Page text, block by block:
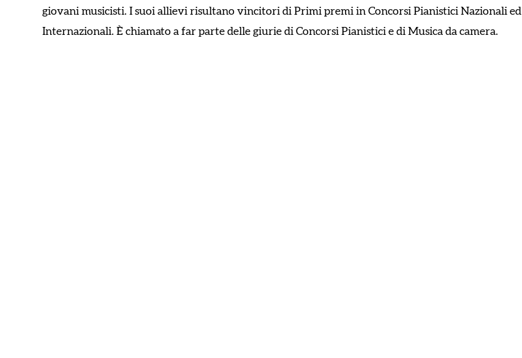
giovani musicisti. I suoi allievi risultano vincitori di Primi premi in Concorsi Pianistici Nazionali ed
Internazionali. È chiamato a far parte delle giurie di Concorsi Pianistici e di Musica da camera.